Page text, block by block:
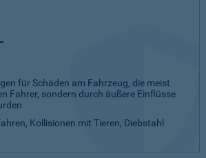
für Schäden am Fahrzeug, die meist
Fahrer, sondern durch äußere Einflüsse
Kollisionen mit Tieren, Diebstahl